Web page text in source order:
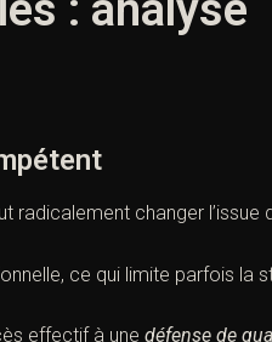
radicalement changer l’issue
ce qui limite parfois la
effectif à une défense de